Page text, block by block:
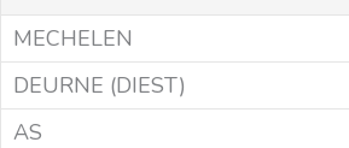
MECHELEN
DEURNE (DIEST)
AS